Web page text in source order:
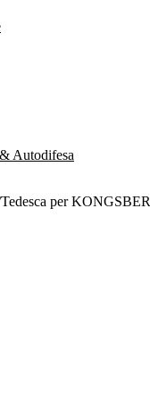
Autodifesa
per